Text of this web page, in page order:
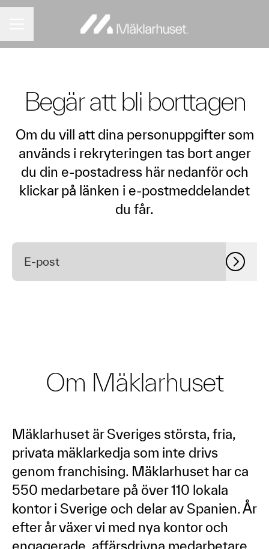
Begär att bli borttagen
Om du vill att dina personuppgifter som
används i rekryteringen tas bort anger
du din e-postadress här nedanför och
klickar på länken i e-postmeddelandet
du får.
Om Mäklarhuset
Mäklarhuset är Sveriges största, fria,
privata mäklarkedja som inte drivs
genom franchising. Mäklarhuset har ca
550 medarbetare på över 110 lokala
kontor i Sverige och delar av Spanien. År
efter år växer vi med nya kontor och
engagerade, affärsdrivna medarbetare.